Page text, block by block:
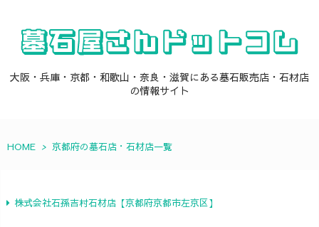
大阪・兵庫・京都・和歌山・奈良・滋賀にある墓石販売店・石材店
の情報サイト
HOME > 京都府の墓石店・石材店一覧
株式会社石孫吉村石材店【京都府京都市左京区】